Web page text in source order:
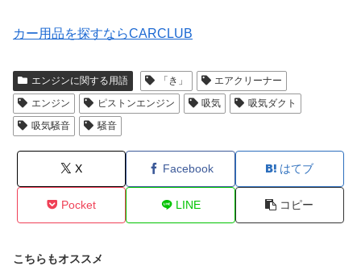
カー用品を探すならCARCLUB
エンジンに関する用語 「き」
エアクリーナー
エンジン
ピストンエンジン 吸気
吸気ダクト
吸気騒音
騒音
X Facebook はてブ
Pocket LINE コピー
こちらもオススメ